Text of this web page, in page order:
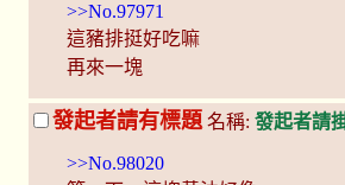
>>No.97971
這豬排挺好吃嘛
再來一塊
發起者請有標題 名稱: 發起者請
>>No.98020